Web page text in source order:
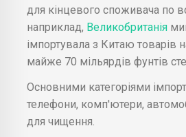
для кінцевого споживача по
наприклад, Великобританія
імпортувала з Китаю товарів
майже 70 мільярдів фунтів
Основними категоріями
телефони, комп'ютери,
для чищення.